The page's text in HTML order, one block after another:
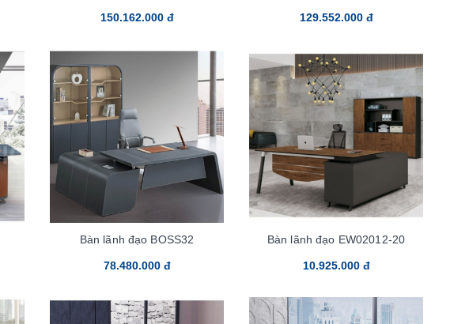
150.162.000 đ 129.552.000 đ
Bàn lãnh đạo BOSS32
78.480.000 đ
Bàn lãnh đạo EW02012-20
10.925.000 đ